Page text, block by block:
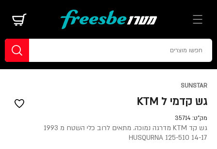
SUNSTAR
גש קדמי ל KTM
מק"ט: 35714
גש קד KTM מדרגה נמוכה. מתאים לרוב כלי השטח מ 1993
HUSQURNA 125-510 14-17